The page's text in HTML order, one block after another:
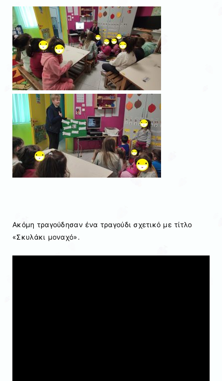
Ακόμη τραγούδησαν ένα τραγούδι σχετικό με τίτλο
«Σκυλάκι μοναχό».